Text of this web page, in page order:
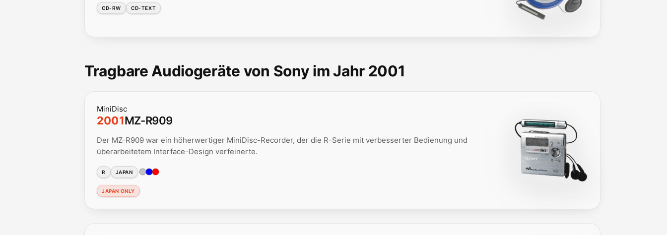
CD-RW CD-TEXT
Tragbare Audiogeräte von Sony im Jahr 2001
MiniDisc
2001MZ-R909
Der MZ-R909 war ein höherwertiger MiniDisc-Recorder, der die R-Serie mit verbesserter Bedienung und
überarbeitetem Interface-Design verfeinerte.
R JAPAN
JAPAN ONLY